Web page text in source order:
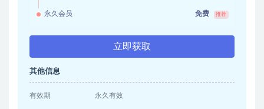
永久会员 免费 推荐
立即获取
其他信息
有效期 永久有效